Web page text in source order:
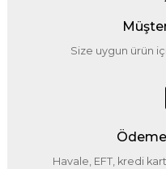
Size uygun ürün
Havale, EFT, kredi